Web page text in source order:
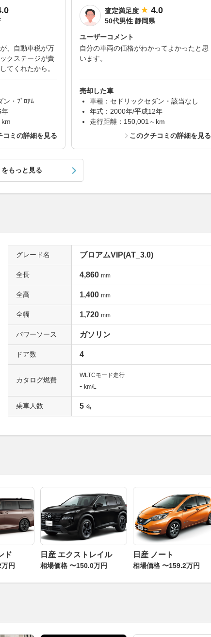
、自動車税が万
クステージが責
てくれたから。
ン・ﾌﾞﾛｱﾑ
年
コミの詳細を見る
査定満足度
4.0
50代男性 静岡県
ユーザーコメント
自分の車両の価格がわかってよかったと思
います。
売却した車
車種：セドリックセダン・該当なし
年式：2000年/平成12年
走行距離：150,001～km
このクチコミの詳細を見る
もっと見る
グレード名 ブロアムVIP(AT_3.0)
全長 4,860 mm
全高 1,400 mm
全幅 1,720 mm
パワーソース ガソリン
ドア数 4
カタログ燃費
WLTCモード走行
- km/L
乗車人数 5 名
ド
円
日産 エクストレイル
相場価格 〜150.0万円
日産 ノート
相場価格 〜159.2万円